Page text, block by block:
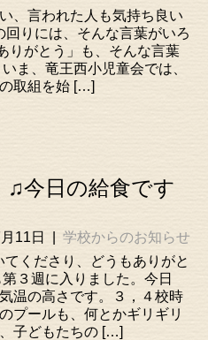
、言われた人も気持ち良い
回りには、そんな言葉がいろ
がとう」も、そんな言葉
ま、竜王西小児童会では、
取組を始 […]
♫今日の給食です
11日
学校からのお知らせ
くださり、どうもありがと
３週に入りました。今日
温の高さです。３，４校時
プールも、何とかギリギリ
子どもたちの […]